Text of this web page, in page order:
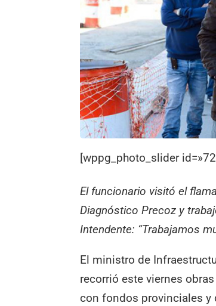
[wppg_photo_slider
El funcionario visitó el
Diagnóstico Precoz y
Intendente: “Trabajamos
El ministro de
recorrió este viernes
con fondos provinciales y